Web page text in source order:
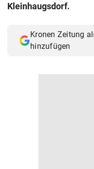
Kleinhaugsdorf.
Kronen Zeitung
hinzufügen